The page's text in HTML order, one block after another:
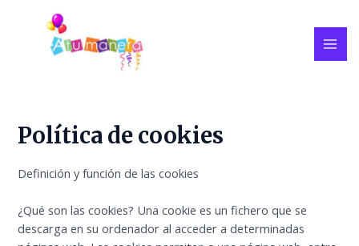
contenido
Política de cookies
Definición y función de las cookies
¿Qué son las cookies? Una cookie es un fichero que se
descarga en su ordenador al acceder a determinadas